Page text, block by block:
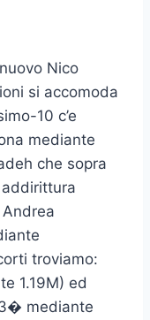
Nico
si accomoda
10 c’e
mediante
che sopra
troviamo:
1.19M) ed
mediante